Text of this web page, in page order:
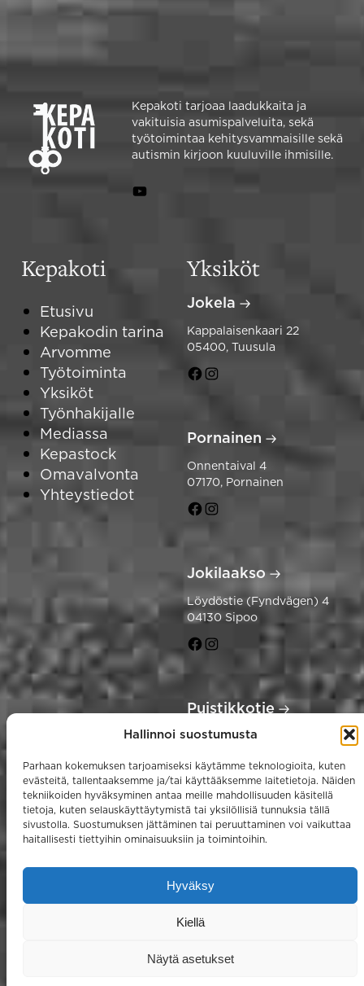
Hallinnoi suostumusta
Parhaan kokemuksen tarjoamiseksi käytämme teknologioita, kuten
evästeitä, tallentaaksemme ja/tai käyttääksemme laitetietoja. Näiden
tekniikoiden hyväksyminen antaa meille mahdollisuuden käsitellä
tietoja, kuten selauskäyttäytymistä tai yksilöllisiä tunnuksia tällä
sivustolla. Suostumuksen jättäminen tai peruuttaminen voi vaikuttaa
haitallisesti tiettyihin ominaisuuksiin ja toimintoihin.
Hyväksy
Kiellä
Näytä asetukset
Kepakoti tarjoaa laadukkaita ja
vakituisia asumispalveluita, sekä
työtoimintaa kehitysvammaisille sekä
autismin kirjoon kuuluville ihmisille.
Kepakoti
Kepakoti
Etusivu
Kepakodin tarina
Arvomme
Työtoiminta
Yksiköt
Työnhakijalle
Mediassa
Kepastock
Omavalvonta
Yhteystiedot
Yksiköt
Jokela
Kappalaisenkaari 22
05400, Tuusula
Kepakoti
Kepakoti
Pornainen
Onnentaival 4
07170, Pornainen
Kepakoti
Kepakoti
Pornainen
Jokilaakso
Löydöstie (Fyndvägen) 4
04130 Sipoo
Kepakoti
Jokilaakso
Facebook
Kepakoti
Jokilaakso
Instagram
Puistikkotie
Puistikkotie 4
Kepakoti
Puistikkotie
Facebook